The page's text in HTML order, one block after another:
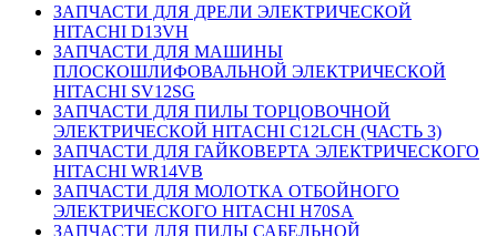
ЗАПЧАСТИ ДЛЯ ДРЕЛИ ЭЛЕКТРИЧЕСКОЙ
HITACHI D13VH
ЗАПЧАСТИ ДЛЯ МАШИНЫ
ПЛОСКОШЛИФОВАЛЬНОЙ ЭЛЕКТРИЧЕСКОЙ
HITACHI SV12SG
ЗАПЧАСТИ ДЛЯ ПИЛЫ ТОРЦОВОЧНОЙ
ЭЛЕКТРИЧЕСКОЙ HITACHI C12LCH (ЧАСТЬ 3)
ЗАПЧАСТИ ДЛЯ ГАЙКОВЕРТА ЭЛЕКТРИЧЕСКОГО
HITACHI WR14VB
ЗАПЧАСТИ ДЛЯ МОЛОТКА ОТБОЙНОГО
ЭЛЕКТРИЧЕСКОГО HITACHI H70SA
ЗАПЧАСТИ ДЛЯ ПИЛЫ САБЕЛЬНОЙ